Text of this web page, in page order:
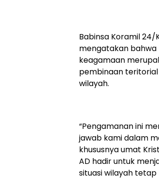
Babinsa Koramil 24/
mengatakan bahwa
keagamaan
pembinaan
wilayah.
“Pengamanan ini
jawab kami dalam
khususnya umat
AD hadir untuk
situasi wilayah tetap